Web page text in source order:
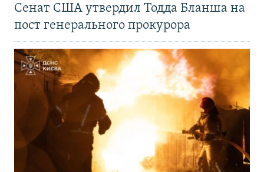
Сенат США утвердил Тодда Бланша на
пост генерального прокурора